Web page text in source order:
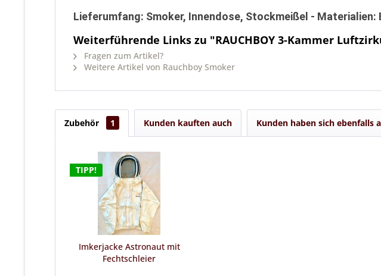
Lieferumfang: Smoker, Innendose, Stockmeißel -
Weiterführende Links zu "RAUCHBOY 3-Kammer
Fragen zum Artikel?
Weitere Artikel von Rauchboy Smoker
Zubehör 1 Kunden kauften auch Kunden haben sich ebenfalls
TIPP!
Imkerjacke Astronaut mit
Fechtschleier